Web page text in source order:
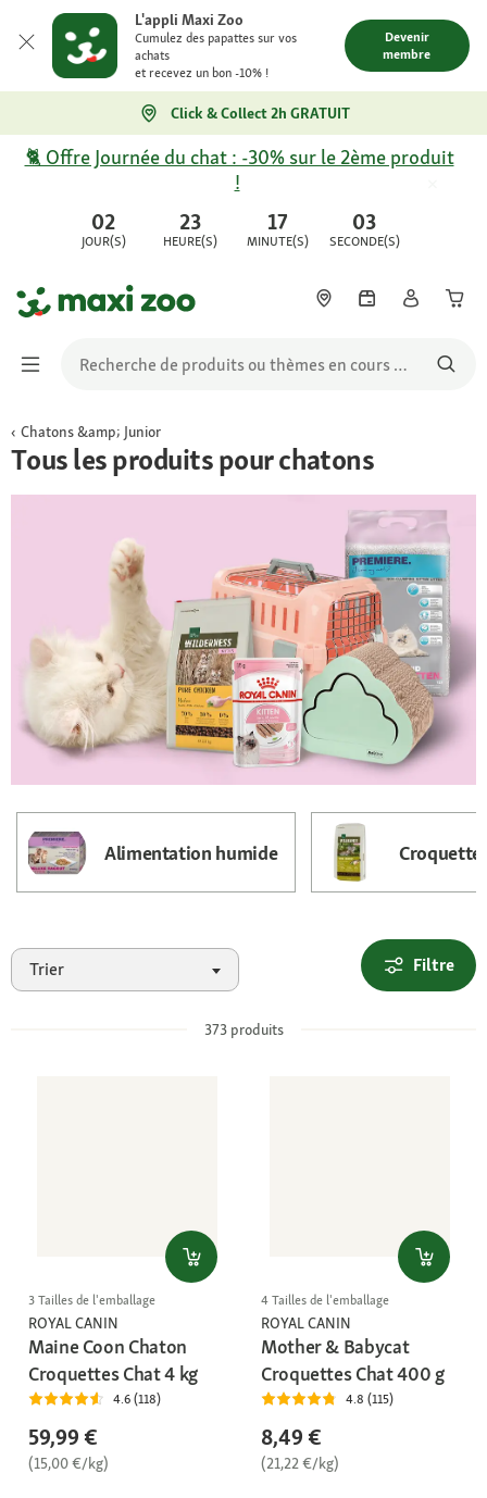
L'appli Maxi Zoo
Cumulez des papattes sur vos
achats
et recevez un bon -10% !
Devenir
membre
Click & Collect 2h GRATUIT
02
JOUR(S)
23
HEURE(S)
17
MINUTE(S)
03
SECONDE(S)
🐈 Offre Journée du chat : -30% sur le 2ème produit
!
Chatons &amp; Junior
Tous les produits pour chatons
Alimentation humide
Trier Filtre
373produits
3 Tailles de l'emballage
ROYAL CANIN
Maine Coon Chaton
Croquettes Chat 4 kg
4.6 (118)
59,99 €
(15,00 €/kg)
4 Tailles de l'emballage
ROYAL CANIN
Mother & Babycat
Croquettes Chat 400 g
4.8 (115)
8,49 €
(21,22 €/kg)